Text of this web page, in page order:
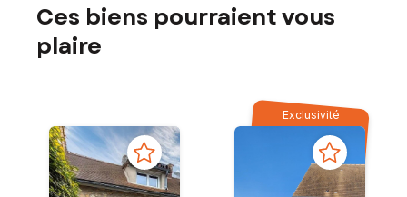
Ces biens pourraient vous
plaire
Exclusivité